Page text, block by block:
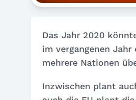
Das Jahr 2020
im vergangenen
mehrere Nationen
Inzwischen plant